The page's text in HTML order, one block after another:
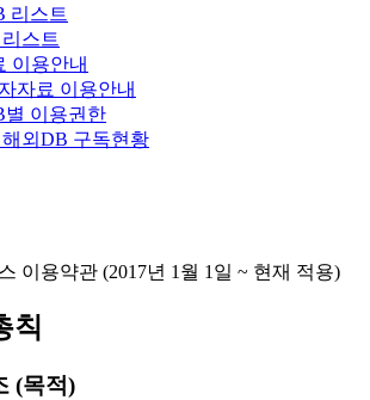
리스트
스트
이용안내
자료 이용안내
별 이용권한
외DB 구독현황
이용약관 (2017년 1월 1일 ~ 현재 적용)
칙
(목적)